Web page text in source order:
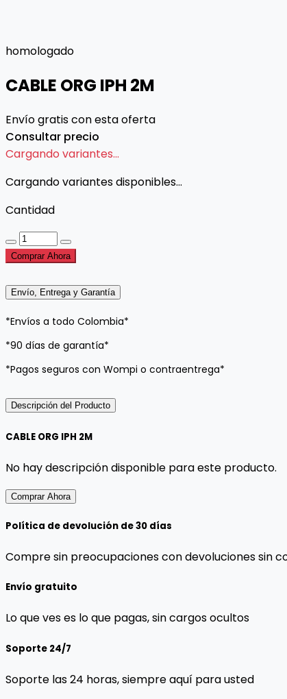
homologado
CABLE ORG IPH 2M
Envío gratis con esta oferta
Consultar precio
Cargando variantes...
Cargando variantes disponibles...
Cantidad
Comprar Ahora
Envío, Entrega y Garantía
*Envíos a todo Colombia*
*90 días de garantía*
*Pagos seguros con Wompi o contraentrega*
Descripción del Producto
CABLE ORG IPH 2M
No hay descripción disponible para este producto.
Comprar Ahora
Política de devolución de 30 días
Compre sin preocupaciones con devoluciones sin
Envío gratuito
Lo que ves es lo que pagas, sin cargos ocultos
Soporte 24/7
Soporte las 24 horas, siempre aquí para usted